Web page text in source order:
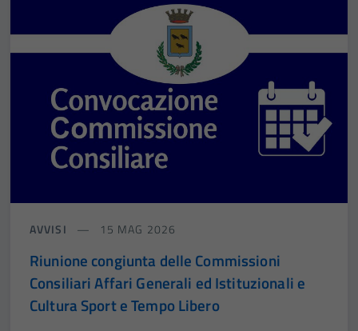
AVVISI 15 MAG 2026
Riunione congiunta delle Commissioni
Consiliari Affari Generali ed Istituzionali e
Cultura Sport e Tempo Libero